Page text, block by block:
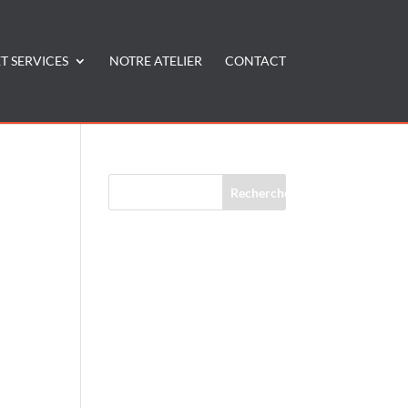
SERVICES NOTRE ATELIER CONTACT